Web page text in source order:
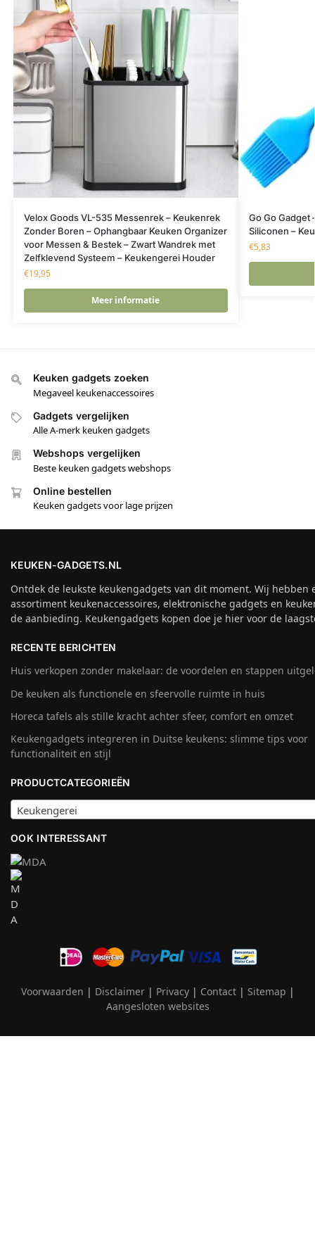
Velox Goods VL-535 Messenrek – Keukenrek
Zonder Boren – Ophangbaar Keuken Organizer
voor Messen & Bestek – Zwart Wandrek met
Zelfklevend Systeem – Keukengerei Houder
€19,95
Meer informatie
Go Go Gadget
Siliconen –
€5,83
Keuken gadgets zoeken
Megaveel keukenaccessoires
Gadgets vergelijken
Alle A-merk keuken gadgets
Webshops vergelijken
Beste keuken gadgets webshops
Online bestellen
Keuken gadgets voor lage prijzen
KEUKEN-GADGETS.NL
Ontdek de leukste keukengadgets van dit moment. Wij hebben
assortiment keukenaccessoires, elektronische gadgets en
de aanbieding. Keukengadgets kopen doe je hier voor de
RECENTE BERICHTEN
Huis verkopen zonder makelaar: de voordelen en stappen
De keuken als functionele en sfeervolle ruimte in huis
Horeca tafels als stille kracht achter sfeer, comfort en omzet
Keukengadgets integreren in Duitse keukens: slimme tips voor
functionaliteit en stijl
PRODUCTCATEGORIEËN
Keukengerei
OOK INTERESSANT
Voorwaarden | Disclaimer| Privacy| Contact| Sitemap |
Aangesloten websites